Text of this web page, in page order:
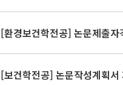
[환경보건학전공] 논문제출자
[보건학전공] 논문작성계획서